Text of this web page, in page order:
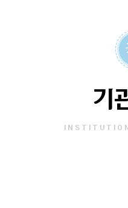
기